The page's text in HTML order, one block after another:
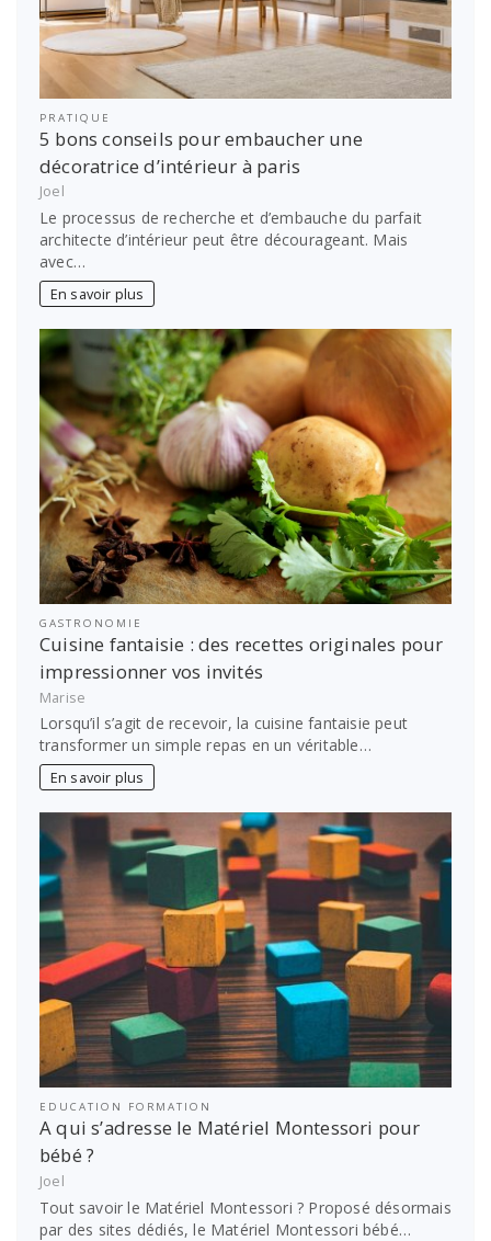
PRATIQUE
5 bons conseils pour embaucher une
décoratrice d’intérieur à paris
Joel
Le processus de recherche et d’embauche du parfait
architecte d’intérieur peut être décourageant. Mais
avec…
En savoir plus
GASTRONOMIE
Cuisine fantaisie : des recettes originales pour
impressionner vos invités
Marise
Lorsqu’il s’agit de recevoir, la cuisine fantaisie peut
transformer un simple repas en un véritable…
En savoir plus
EDUCATION FORMATION
A qui s’adresse le Matériel Montessori pour
bébé ?
Joel
Tout savoir le Matériel Montessori ? Proposé désormais
par des sites dédiés, le Matériel Montessori bébé…